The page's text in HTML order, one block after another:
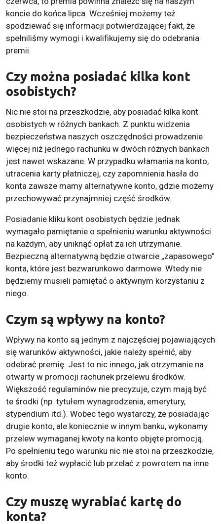
koncie do końca lipca. Wcześniej możemy też
spodziewać się informacji potwierdzającej fakt, że
spełniliśmy wymogi i kwalifikujemy się do odebrania
premii.
Czy można posiadać kilka kont
osobistych?
Nic nie stoi na przeszkodzie, aby posiadać kilka kont
osobistych w różnych bankach. Z punktu widzenia
bezpieczeństwa naszych oszczędności prowadzenie
więcej niż jednego rachunku w dwóch różnych bankach
jest nawet wskazane. W przypadku włamania na konto,
utracenia karty płatniczej, czy zapomnienia hasła do
konta zawsze mamy alternatywne konto, gdzie możemy
przechowywać przynajmniej część środków.
Posiadanie kliku kont osobistych będzie jednak
wymagało pamiętanie o spełnieniu warunku aktywności
na każdym, aby uniknąć opłat za ich utrzymanie.
Bezpieczną alternatywną będzie otwarcie „zapasowego”
konta, które jest bezwarunkowo darmowe. Wtedy nie
będziemy musieli pamiętać o aktywnym korzystaniu z
niego.
Czym są wpływy na konto?
Wpływy na konto są jednym z najczęściej pojawiających
się warunków aktywności, jakie należy spełnić, aby
odebrać premię. Jest to nic innego, jak otrzymanie na
otwarty w promocji rachunek przelewu środków.
Większość regulaminów nie precyzuje, czym mają być
te środki (np. tytułem wynagrodzenia, emerytury,
stypendium itd.). Wobec tego wystarczy, że posiadając
drugie konto, ale koniecznie w innym banku, wykonamy
przelew wymaganej kwoty na konto objęte promocją.
Po spełnieniu tego warunku nic nie stoi na przeszkodzie,
aby środki też wypłacić lub przelać z powrotem na inne
konto.
Czy muszę wyrabiać kartę do
konta?